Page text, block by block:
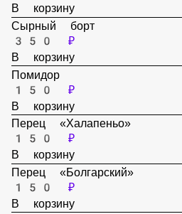
В корзину
Сырный борт
350 ₽
В корзину
Помидор
150 ₽
В корзину
Перец «Халапеньо»
150 ₽
В корзину